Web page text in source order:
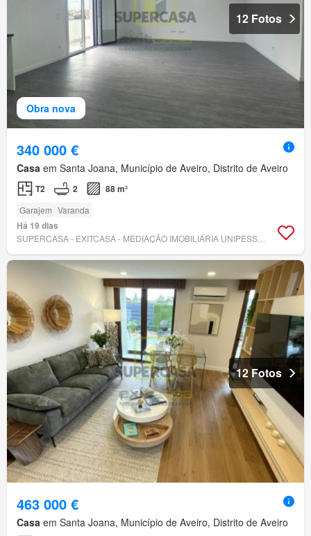
Obra nova
12 Fotos
340 000 €
Casa em Santa Joana, Município de Aveiro, Distrito de Aveiro
T2 2 88 m²
Garajem Varanda
Há 19 dias
12 Fotos
463 000 €
Casa em Santa Joana, Município de Aveiro, Distrito de Aveiro